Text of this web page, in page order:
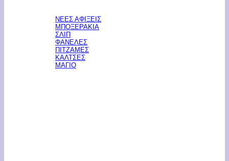
ΝΕΕΣ ΑΦΙΞΕΙΣ
ΜΠΟΞΕΡΑΚΙΑ
ΣΛΙΠ
ΦΑΝΕΛΕΣ
ΠΙΤΖΑΜΕΣ
ΚΑΛΤΣΕΣ
ΜΑΓΙΟ